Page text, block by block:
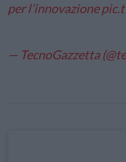
per l’innovazione
— TecnoGazzetta